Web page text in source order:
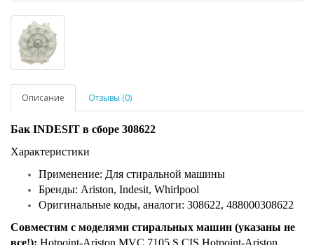
Описание Отзывы (0)
Бак INDESIT в сборе 308622
Характеристики
Применение: Для стиральной машины
Бренды: Ariston, Indesit, Whirlpool
Оригинальные коды, аналоги: 308622, 488000308622
Совместим с моделями стиральных машин (указаны не
все!): Hotpoint-Ariston MVC 7105 S CIS Hotpoint-Ariston